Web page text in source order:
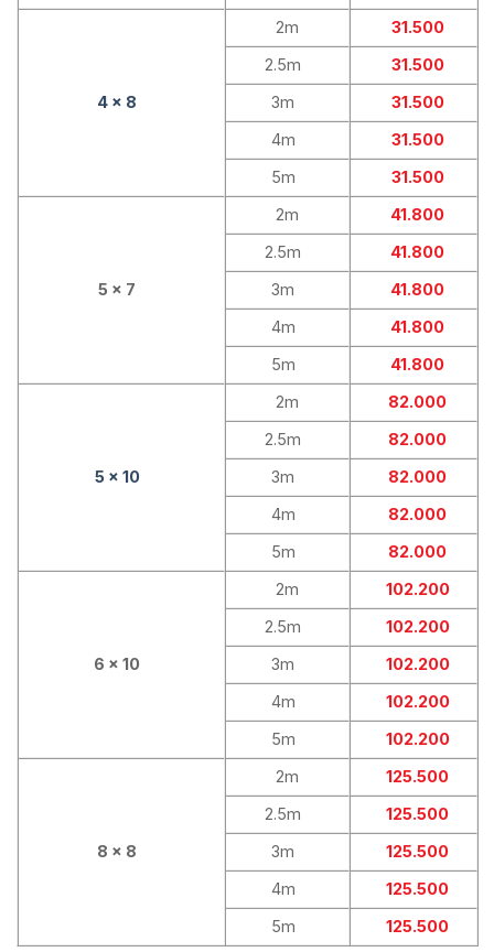
4 x 8
2m
31.500
2.5m
31.500
3m
31.500
4m
31.500
5m
31.500
5 x 7
2m
41.800
2.5m
41.800
3m
41.800
4m
41.800
5m
41.800
5 x 10
2m
82.000
2.5m
82.000
3m
82.000
4m
82.000
5m
82.000
6 x 10
2m
102.200
2.5m
102.200
3m
102.200
4m
102.200
5m
102.200
8 x 8
2m
125.500
2.5m
125.500
3m
125.500
4m
125.500
5m
125.500